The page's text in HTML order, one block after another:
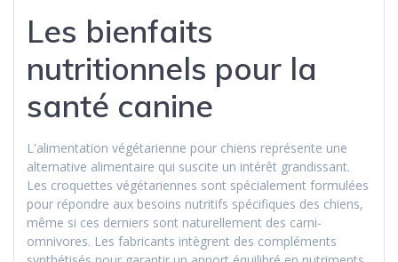
Les bienfaits
nutritionnels pour la
santé canine
L'alimentation végétarienne pour chiens représente une
alternative alimentaire qui suscite un intérêt grandissant.
Les croquettes végétariennes sont spécialement formulées
pour répondre aux besoins nutritifs spécifiques des chiens,
même si ces derniers sont naturellement des carni-
omnivores. Les fabricants intègrent des compléments